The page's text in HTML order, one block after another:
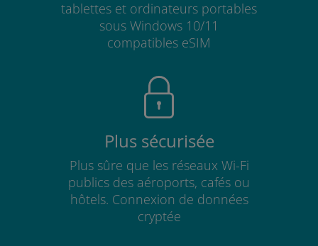
tablettes et ordinateurs portables
sous Windows 10/11
compatibles eSIM
Plus sécurisée
Plus sûre que les réseaux Wi-Fi
publics des aéroports, cafés ou
hôtels. Connexion de données
cryptée